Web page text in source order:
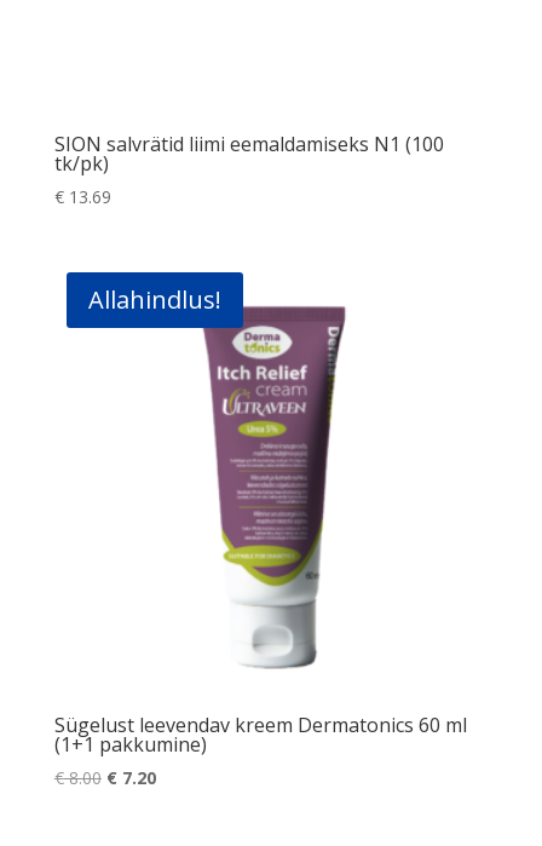
SION salvrätid liimi eemaldamiseks N1 (100
tk/pk)
€13.69
Allahindlus!
Sügelust leevendav kreem Dermatonics 60 ml
(1+1 pakkumine)
€8.00 Algne
€7.20Praegune